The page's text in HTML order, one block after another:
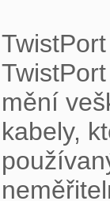
mění
kabely,